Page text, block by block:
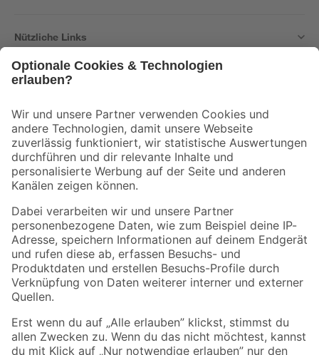
Nützliche Links
Der toom Newsletter: Keine Angebote und Aktionen mehr verpassen!
Zur Newsletter Anmeldung
Folge uns
Zahlungsarten Versandarten
Sicher einkaufen